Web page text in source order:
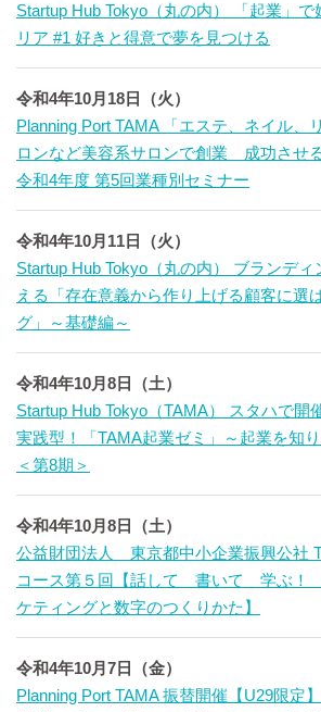
Startup Hub Tokyo（丸の内） 「起業」
リア #1 好きと得意で夢を見つける
令和4年10月18日（火）
Planning Port TAMA 「エステ、ネイル、
ロンなど美容系サロンで創業 成功させ
令和4年度 第5回業種別セミナー
令和4年10月11日（火）
Startup Hub Tokyo（丸の内） ブランデ
える「存在意義から作り上げる顧客に選
グ」～基礎編～
令和4年10月8日（土）
Startup Hub Tokyo（TAMA） スタハで開
実践型！「TAMA起業ゼミ」～起業を知
＜第8期＞
令和4年10月8日（土）
公益財団法人 東京都中小企業振興公社
コース第５回【話して 書いて 学ぶ！
ケティングと数字のつくりかた】
令和4年10月7日（金）
Planning Port TAMA 振替開催【U29限定